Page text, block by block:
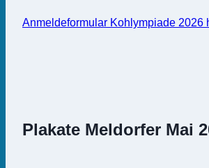
Anmeldeformular Kohlympiade 2026
Plakate Meldorfer Mai